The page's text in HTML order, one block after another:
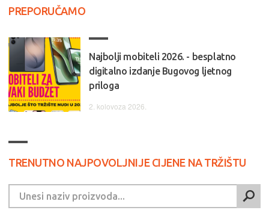
PREPORUČAMO
Najbolji mobiteli 2026. - besplatno
digitalno izdanje Bugovog ljetnog
priloga
2. kolovoza 2026.
TRENUTNO NAJPOVOLJNIJE CIJENE NA TRŽIŠTU